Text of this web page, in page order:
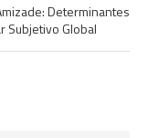
Determinantes
Subjetivo Global